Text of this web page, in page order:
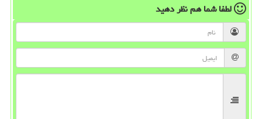
لطفا شما همنظر دهید